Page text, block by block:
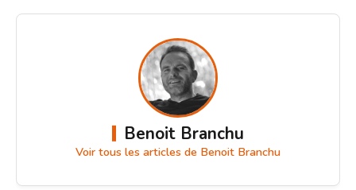
Benoit Branchu
Voir tous les articles de Benoit Branchu